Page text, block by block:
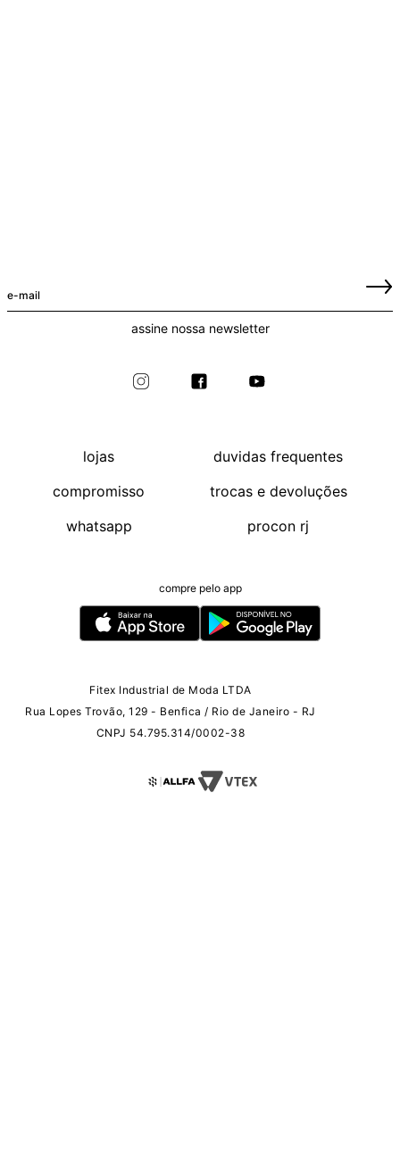
assine nossa newsletter
lojas
compromisso
whatsapp
duvidas frequentes
trocas e devoluções
procon rj
compre pelo app
Fitex Industrial de Moda LTDA
Rua Lopes Trovão, 129 - Benfica / Rio de Janeiro - RJ
CNPJ 54.795.314/0002-38